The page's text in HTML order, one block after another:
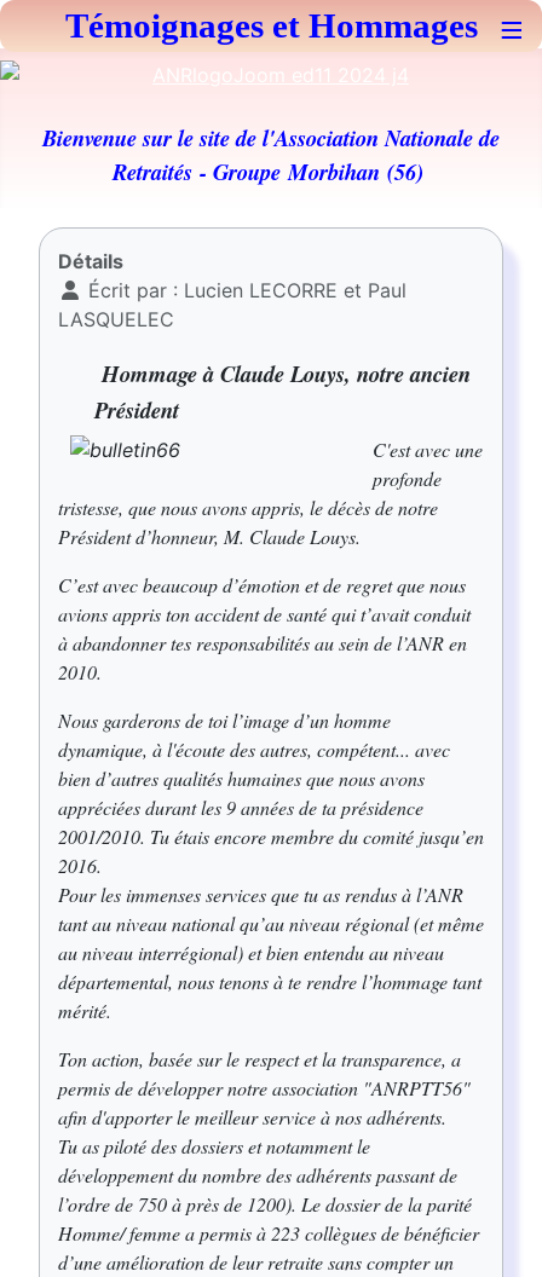
Bienvenue sur le site de l'Association Nationale de
Retraités - Groupe Morbihan (56)
Détails
Écrit par : Lucien LECORRE et Paul
LASQUELEC
Hommage à Claude Louys, notre ancien
Président
C'est avec une
profonde
tristesse, que nous avons appris, le décès de notre
Président d’honneur, M. Claude Louys.
C’est avec beaucoup d’émotion et de regret que nous
avions appris ton accident de santé qui t’avait conduit
à abandonner tes responsabilités au sein de l’ANR en
2010.
Nous garderons de toi l’image d’un homme
dynamique, à l'écoute des autres, compétent... avec
bien d’autres qualités humaines que nous avons
appréciées durant les 9 années de ta présidence
2001/2010. Tu étais encore membre du comité jusqu’en
2016.
Pour les immenses services que tu as rendus à l’ANR
tant au niveau national qu’au niveau régional (et même
au niveau interrégional) et bien entendu au niveau
départemental, nous tenons à te rendre l’hommage tant
mérité.
Ton action, basée sur le respect et la transparence, a
permis de développer notre association "ANRPTT56"
afin d'apporter le meilleur service à nos adhérents.
Tu as piloté des dossiers et notamment le
développement du nombre des adhérentspassant de
l’ordre de 750 à près de 1200). Le dossier de la parité
Homme/ femme a permis à 223 collègues de bénéficier
d’une amélioration de leur retraite sans compter un
Témoignages et Hommages ≡